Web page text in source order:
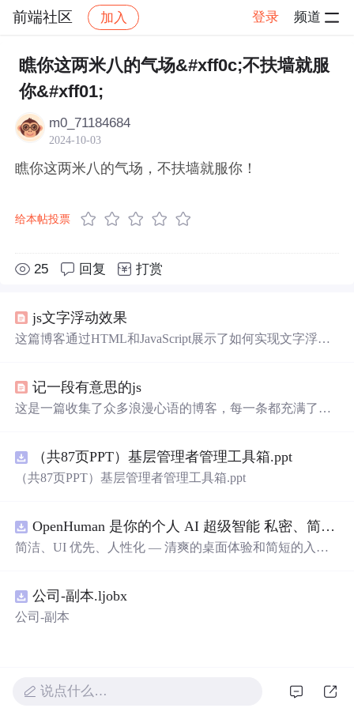
前端社区 加入 登录 频道
社区 前端社区 感慨 帖子详情
瞧你这两米八的气场&#xff0c;不扶墙就服
你&#xff01;
m0_71184684
2024-10-03
瞧你这两米八的气场，不扶墙就服你！
给本帖投票
25 回复 打赏
js文字浮动效果
这篇博客通过HTML和JavaScript展示了如何实现文字浮动
在页面上随机飘动的视觉效果。此外，文中还包含了对CS
S样式和JavaScript事件监听的运用，增加了互动性和趣味
记一段有意思的js
这是一篇收集了众多浪漫心语的博客，每一条都充满了甜
的独特情感，仿佛每个瞬间都因你而闪耀。这些话语如同
繁星，照亮了平凡的日子，让人感受到爱的力量和美好。
（共87页PPT）基层管理者管理工具箱.ppt
（共87页PPT）基层管理者管理工具箱.ppt
OpenHuman 是你的个人 AI 超级智能 私密、简洁、极其强大
简洁、UI 优先、人性化 — 清爽的桌面体验和简短的入门
吉祥物，会说话、能感知周围环境、可作为真实参与者加
入你的 Google Meet 会议、跨周记住你，即使你停止输入
公司-副本.ljobx
公司-副本
说点什么…